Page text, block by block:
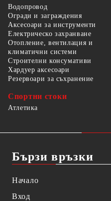
Водопровод
Огради и заграждения
Аксесоари за инструменти
Електрическо захранване
Отопление, вентилация и
климатични системи
Строителни консумативи
Хардуер аксесоари
Резервоари за съхранение
Спортни стоки
Атлетика
Бързи връзки
Начало
Вход